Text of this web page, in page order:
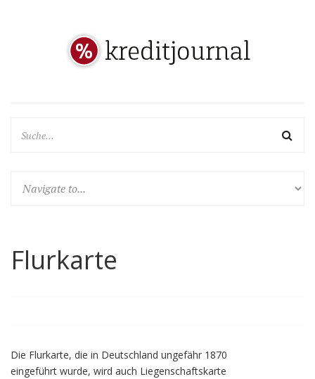
Flurkarte
Die Flurkarte, die in Deutschland ungefähr 1870
eingeführt wurde, wird auch Liegenschaftskarte